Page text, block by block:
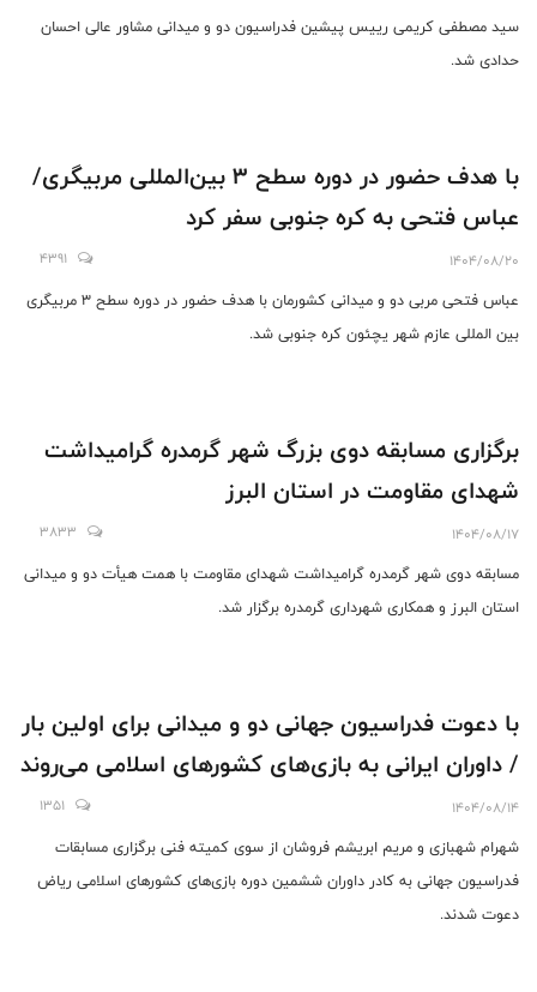
سید مصطفی کریمی رییس پیشین فدراسیون دو و میدانی مشاور عالی احسان
حدادی شد.
با هدف حضور در دوره سطح 3 بین‌المللی مربیگری/
عباس فتحی به کره جنوبی سفر کرد
1404/08/20
4391
عباس فتحی مربی دو و میدانی کشورمان با هدف حضور در دوره سطح 3 مربیگری
بین المللی عازم شهر یچئون کره جنوبی شد.
برگزاری مسابقه دوی بزرگ شهر گرمدره گرامیداشت
شهدای مقاومت در استان البرز
1404/08/17
3833
مسابقه دوی شهر گرمدره گرامیداشت شهدای مقاومت با همت هیأت دو و میدانی
استان البرز و همکاری شهرداری گرمدره برگزار شد.
با دعوت فدراسیون جهانی دو و میدانی برای اولین بار
/ داوران ایرانی به بازی‌های کشورهای اسلامی می‌روند
1404/08/14
1351
شهرام شهبازی و مریم ابریشم فروشان از سوی کمیته فنی برگزاری مسابقات
فدراسیون جهانی به کادر داوران ششمین دوره بازی‌های کشورهای اسلامی ریاض
دعوت شدند.